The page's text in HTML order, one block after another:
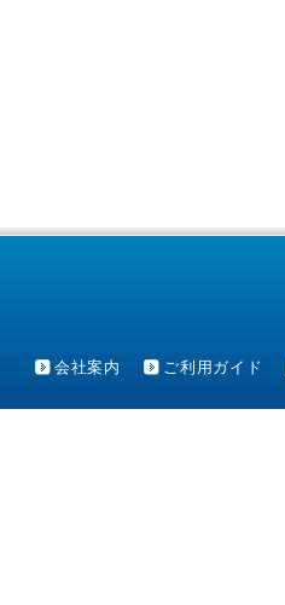
会社案内 ご利用ガイド